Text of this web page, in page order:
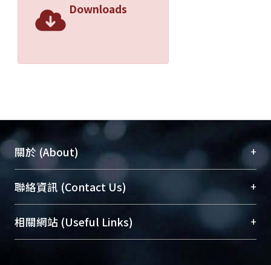
Downloads
關於 (About) +
臺大位居世界頂尖大學之列，為永久珍藏及向國際
展現本校豐碩的研究成果及學術能量，圖書館整合
機構典藏（NTUR）與學術庫（AH）不同功能平
台，成為臺大學術典藏NTU scholars。期能整合研
聯絡資訊 (Contact Us) +
總館學科館員(Main Library)
醫學圖書館學科館員(Medical Library)
相關網站 (Useful Links) +